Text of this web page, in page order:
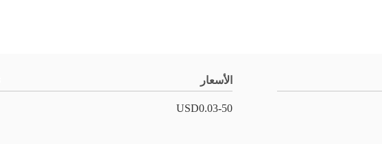
الأسعار
USD0.03-50